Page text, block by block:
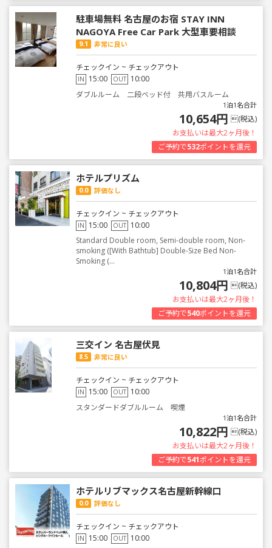
駐車場無料 名古屋のお宿 STAY INN
NAGOYA Free Car Park 大型車要相談
9.1 非常に良い
チェックイン ~ チェックアウト
IN 15:00 OUT 10:00
ダブルルーム 二段ベッド付 共用バスルーム
1泊1名合計
10,654円 (税込)
お支払いは最大2ヶ月後！
ご予約で532ポイントを還元
ホテルプリズム
0.0 評価なし
チェックイン ~ チェックアウト
IN 15:00 OUT 10:00
Standard Double room, Semi-double room, Non-
smoking ([With Bathtub] Double-Size Bed Non-
Smoking (...
1泊1名合計
10,804円 (税込)
お支払いは最大2ヶ月後！
ご予約で540ポイントを還元
三交イン 名古屋伏見
8.5 非常に良い
チェックイン ~ チェックアウト
IN 15:00 OUT 10:00
スタンダードダブルルーム 喫煙
1泊1名合計
10,822円 (税込)
お支払いは最大2ヶ月後！
ご予約で541ポイントを還元
ホテルリブマックス名古屋新幹線口
0.0 評価なし
チェックイン ~ チェックアウト
IN 15:00 OUT 10:00